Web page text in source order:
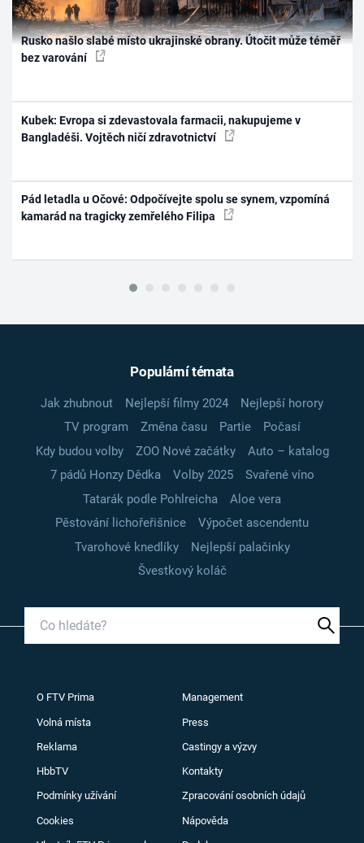
Rusko našlo slabé místo ukrajinské obrany. Útočit může téměř
bez varování
Kubek: Evropa si zdevastovala farmacii, nakupujeme v
Bangladéši. Vojtěch ničí zdravotnictví
Pád letadla u Očové: Odpočívejte spolu se synem, vzpomíná
kamarád na tragicky zemřelého Filipa
Populární témata
Jak zhubnout Nejlepší filmy 2024
Nejlepší horory
TV program
Změna času Partie
Počasí
Kdy budou volby
ZOO Nové začátky
Auto – katalog
7 pádů Honzy Dědka
Volby 2025
Svařené víno
Tatarák podle Pohlreicha
Aloe vera
Pěstování lichořeřišnice
Výpočet ascendentu
Tvarohové knedlíky
Nejlepší palačinky
Švestkový koláč
O FTV Prima Management
Volná místa Press
Reklama Castingy a výzvy
HbbTV Kontakty
Podmínky užívání Zpracování osobních údajů
Cookies Nápověda